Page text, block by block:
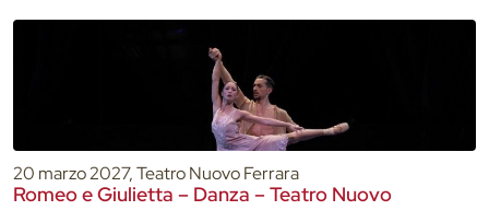
20 marzo 2027, Teatro Nuovo Ferrara
Romeo e Giulietta – Danza – Teatro Nuovo